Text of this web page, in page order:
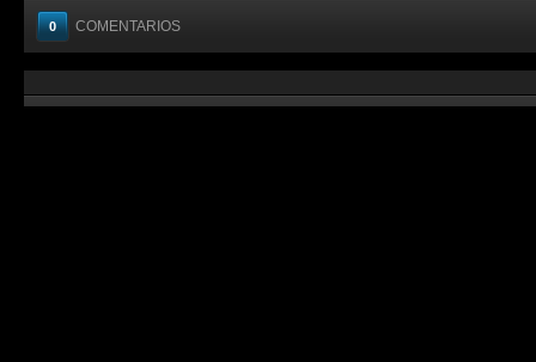
0 COMENTARIOS